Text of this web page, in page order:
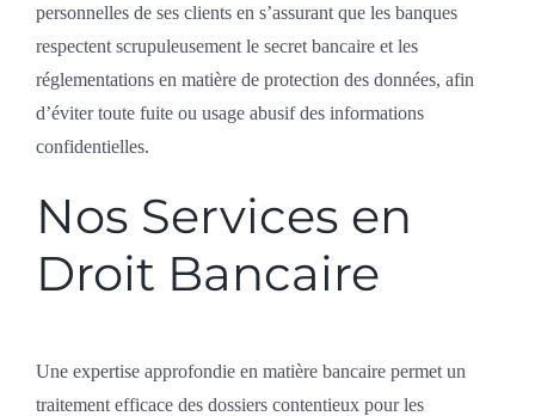
personnelles de ses clients en s’assurant que les banques
respectent scrupuleusement le secret bancaire et les
réglementations en matière de protection des données, afin
d’éviter toute fuite ou usage abusif des informations
confidentielles.
Nos Services en
Droit Bancaire
Une expertise approfondie en matière bancaire permet un
traitement efficace des dossiers contentieux pour les